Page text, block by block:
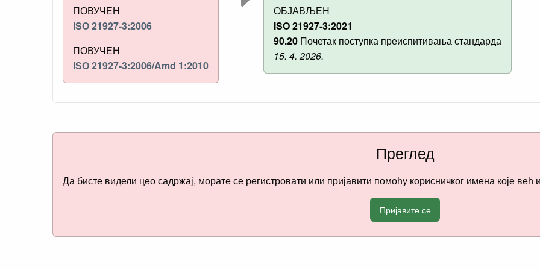
ПОВУЧЕН
ISO 21927-3:2006
ПОВУЧЕН
ISO 21927-3:2006/Amd 1:2010
ОБЈАВЉЕН
ISO 21927-3:2021
90.20 Почетак поступка преиспитивања стандарда
15. 4. 2026.
Преглед
Да бисте видели цео садржај, морате се регистровати или пријавити помоћу корисничког имена које већ
Пријавите се